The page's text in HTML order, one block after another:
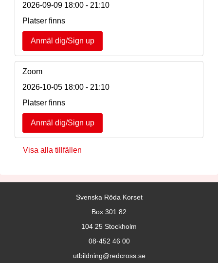
2026-09-09 18:00 - 21:10
Platser finns
Anmäl dig/Sign up
Zoom
2026-10-05 18:00 - 21:10
Platser finns
Anmäl dig/Sign up
Visa alla tillfällen
Svenska Röda Korset
Box 301 82
104 25 Stockholm
08-452 46 00
utbildning@redcross.se